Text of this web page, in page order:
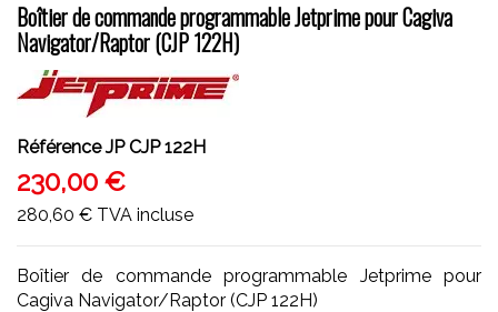
Boîtier de commande programmable Jetprime pour Cagiva
Navigator/Raptor (CJP 122H)
Référence JP CJP 122H
230,00 €
280,60 € TVA incluse
Boîtier de commande programmable Jetprime pour
Cagiva Navigator/Raptor (CJP 122H)